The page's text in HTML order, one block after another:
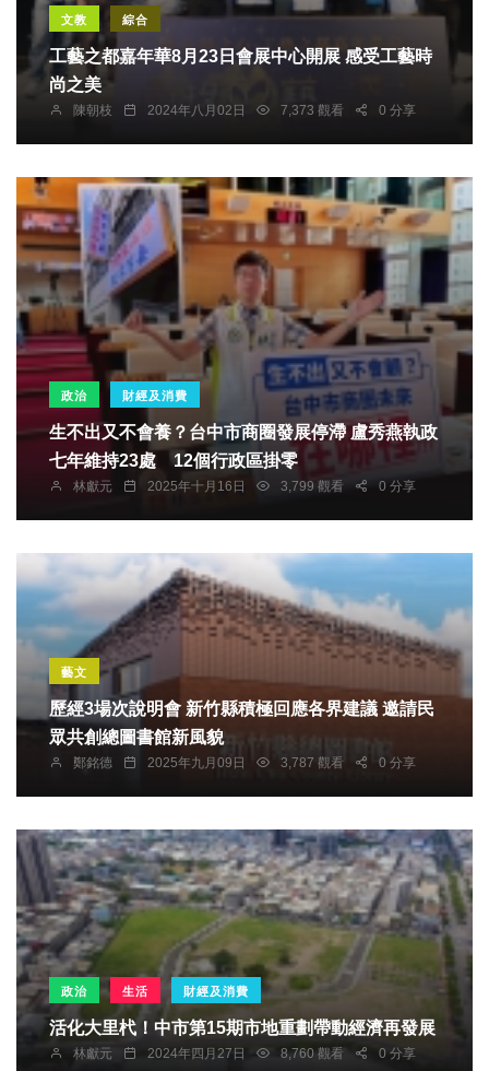
文教 綜合
工藝之都嘉年華8月23日會展中心開展 感受工藝時
尚之美
陳朝枝 2024年八月02日 7,373 觀看 0 分享
政治 財經及消費
生不出又不會養？台中市商圈發展停滯 盧秀燕執政
七年維持23處 12個行政區掛零
林獻元 2025年十月16日 3,799 觀看 0 分享
藝文
歷經3場次說明會 新竹縣積極回應各界建議 邀請民
眾共創總圖書館新風貌
鄭銘德 2025年九月09日 3,787 觀看 0 分享
政治 生活 財經及消費
活化大里杙！中市第15期市地重劃帶動經濟再發展
林獻元 2024年四月27日 8,760 觀看 0 分享